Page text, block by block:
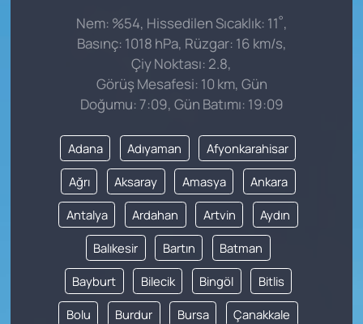
Nem: %54, Hissedilen Sıcaklık: 11°,
Basınç: 1018 hPa, Rüzgar: 16 km/s,
Çiy Noktası: 2.8,
Görüş Mesafesi: 10 km, Gün
Doğumu: 7:09, Gün Batımı: 19:09
Adana Adıyaman Afyonkarahisar
Ağrı Aksaray Amasya Ankara
Antalya Ardahan Artvin Aydın
Balıkesir Bartın Batman
Bayburt Bilecik Bingöl Bitlis
Bolu Burdur Bursa Çanakkale